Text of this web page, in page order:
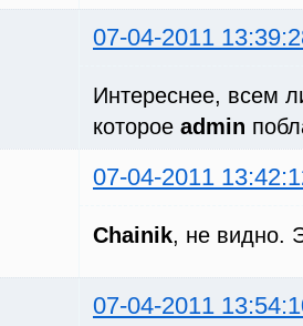
07-04-2011
Интереснее, всем
которое admin
07-04-2011
Chainik, не видно.
07-04-2011